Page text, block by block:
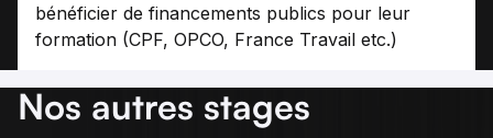
bénéficier de financements publics pour leur
formation (CPF, OPCO, France Travail etc.)
Nos autres stages